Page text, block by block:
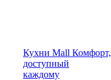
Кухни Mall Комфорт,
доступный
каждому